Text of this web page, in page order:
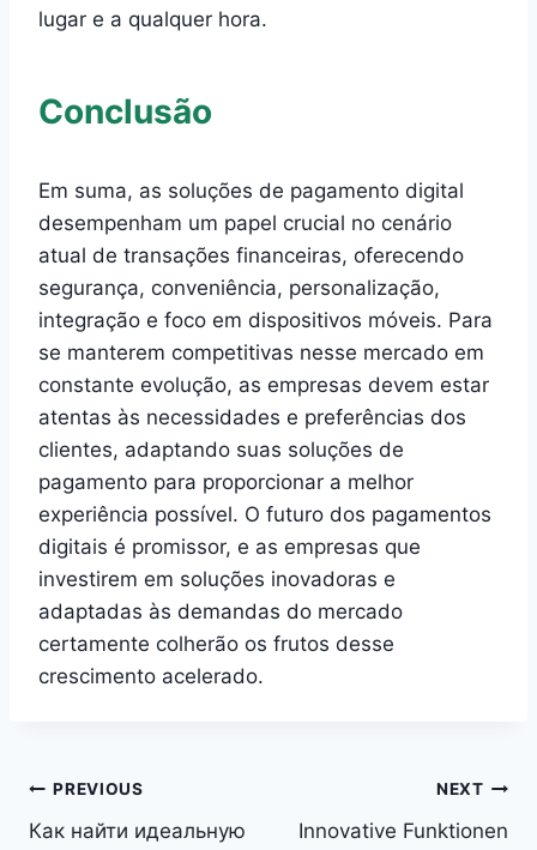
lugar e a qualquer hora.
Conclusão
Em suma, as soluções de pagamento digital
desempenham um papel crucial no cenário
atual de transações financeiras, oferecendo
segurança, conveniência, personalização,
integração e foco em dispositivos móveis. Para
se manterem competitivas nesse mercado em
constante evolução, as empresas devem estar
atentas às necessidades e preferências dos
clientes, adaptando suas soluções de
pagamento para proporcionar a melhor
experiência possível. O futuro dos pagamentos
digitais é promissor, e as empresas que
investirem em soluções inovadoras e
adaptadas às demandas do mercado
certamente colherão os frutos desse
crescimento acelerado.
Post
PREVIOUS
Как найти идеальную
NEXT
Innovative Funktionen